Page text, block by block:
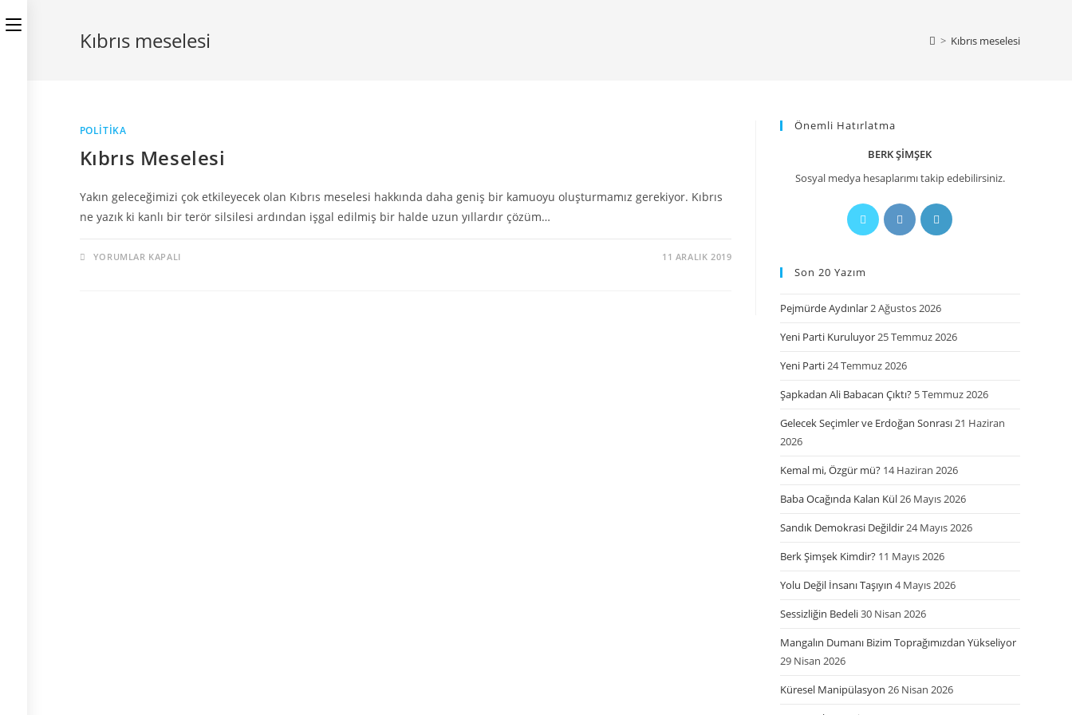
Kıbrıs meselesi > Kıbrıs meselesi
POLITIKA
Kıbrıs Meselesi
Yakın geleceğimizi çok etkileyecek olan Kıbrıs meselesi hakkında daha geniş bir kamuoyu oluşturmamız gerekiyor. Kıbrıs
ne yazık ki kanlı bir terör silsilesi ardından işgal edilmiş bir halde uzun yıllardır çözüm…
YORUMLAR KAPALI 11 ARALIK 2019
Önemli Hatırlatma
BERK ŞIMŞEK
Sosyal medya hesaplarımı takip edebilirsiniz.
Son 20 Yazım
Pejmürde Aydınlar2 Ağustos 2026
Yeni Parti Kuruluyor25 Temmuz 2026
Yeni Parti24 Temmuz 2026
Şapkadan Ali Babacan Çıktı? 5 Temmuz 2026
Gelecek Seçimler ve Erdoğan Sonrası21 Haziran
2026
Kemal mi, Özgür mü? 14 Haziran 2026
Baba Ocağında Kalan Kül26 Mayıs 2026
Sandık Demokrasi Değildir24 Mayıs 2026
Berk Şimşek Kimdir? 11 Mayıs 2026
Yolu Değil İnsanı Taşıyın 4 Mayıs 2026
Sessizliğin Bedeli30 Nisan 2026
Mangalın Dumanı Bizim Toprağımızdan Yükseliyor
29 Nisan 2026
Küresel Manipülasyon 26 Nisan 2026